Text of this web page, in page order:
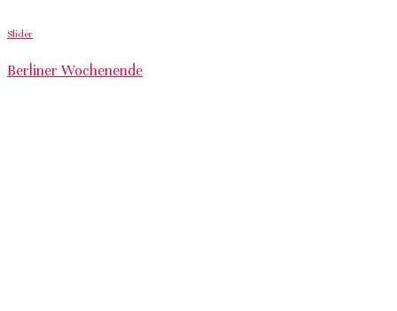
Slider
Berliner Wochenende